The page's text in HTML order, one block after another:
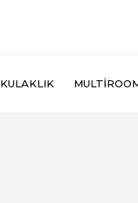
KULAKLIK